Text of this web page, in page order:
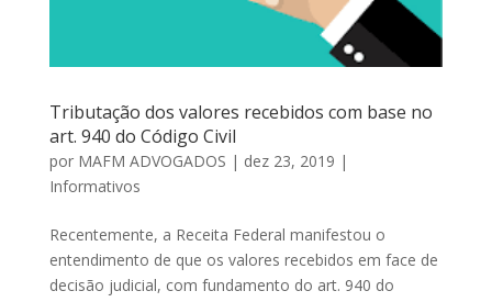
Tributação dos valores recebidos com base no
art. 940 do Código Civil
por MAFM ADVOGADOS | dez 23, 2019 |
Informativos
Recentemente, a Receita Federal manifestou o
entendimento de que os valores recebidos em face de
decisão judicial, com fundamento do art. 940 do